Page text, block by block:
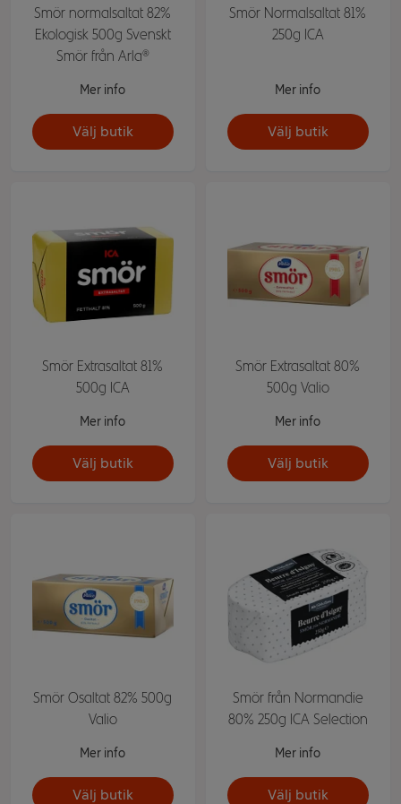
Smör normalsaltat 82%
Ekologisk 500g Svenskt
Smör från Arla®
Mer info
Välj butik
Smör Normalsaltat 81%
250g ICA
Mer info
Välj butik
Smör Extrasaltat 81%
500g ICA
Mer info
Välj butik
Smör Extrasaltat 80%
500g Valio
Mer info
Välj butik
Smör Osaltat 82% 500g
Valio
Mer info
Välj butik
Smör från Normandie
80% 250g ICA Selection
Mer info
Välj butik